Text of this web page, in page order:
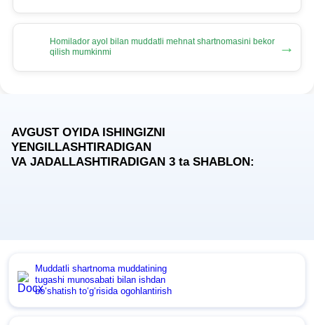
Homilador ayol bilan muddatli mehnat shartnomasini bekor
qilish mumkinmi
→
AVGUST OYIDA ISHINGIZNI
YENGILLASHTIRADIGAN
VA JADALLASHTIRADIGAN 3 taSHABLON:
Muddatli shartnoma muddatining
tugashi munosabati bilan ishdan
boʻshatish toʻgʻrisida ogohlantirish